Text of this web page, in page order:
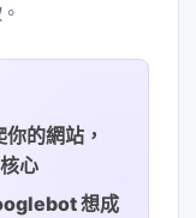
的網站，
心
想成